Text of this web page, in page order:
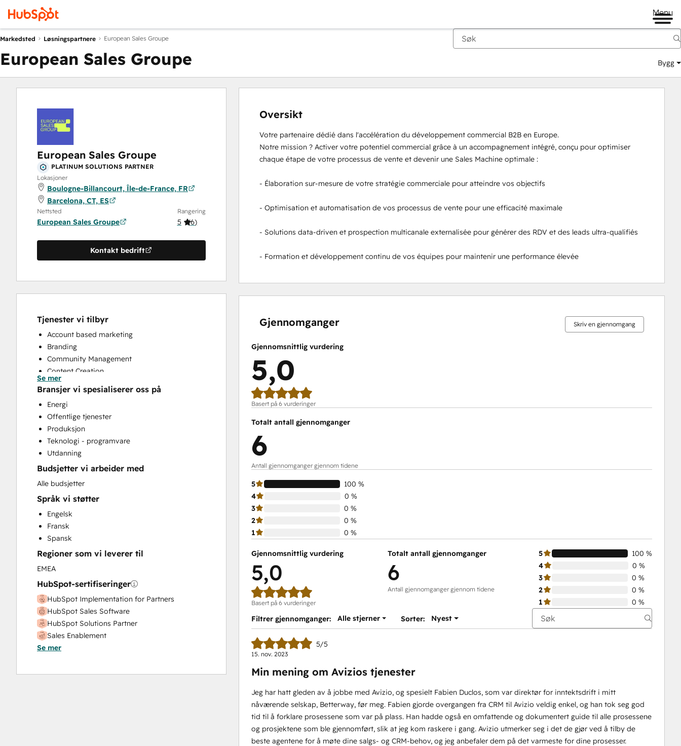
Menu
Markedsted Løsningspartnere European Sales Groupe
European Sales Groupe Bygg
European Sales Groupe
PLATINUM SOLUTIONS PARTNER
Lokasjoner
Boulogne-Billancourt, Île-de-France, FR
Barcelona, CT, ES
Nettsted
European Sales Groupe
Rangering
5 (6)
Kontakt bedrift
Tjenester vi tilbyr
Account based marketing
Branding
Community Management
Content Creation
Conversational Marketing
CRM Implementation
CRM Migration
Custom API Integrations
Customer Marketing
Customer Success Training
Customer Support Training
Customer Survey and Analysis
Email Marketing
Full Inbound Marketing Services
Help Desk Implementation
HubSpot Onboarding
Knowledge Base Development
Paid Advertising
Programmable Automation
Public Relations
Sales Coaching and Training
Sales Enablement
Search Engine Optimization
Social Media
Video Production
Website Design
Website Migration
Se mer
Bransjer vi spesialiserer oss på
Energi
Offentlige tjenester
Produksjon
Teknologi - programvare
Utdanning
Budsjetter vi arbeider med
Alle budsjetter
Språk vi støtter
Engelsk
Fransk
Spansk
Regioner som vi leverer til
EMEA
HubSpot-sertifiseringer
HubSpot Implementation for Partners
HubSpot Sales Software
HubSpot Solutions Partner
Sales Enablement
Se mer
Oversikt
Votre partenaire dédié dans l'accélération du développement commercial B2B en Europe.‍
Notre mission ? Activer votre potentiel commercial grâce à un accompagnement intégré, conçu pour optimiser
chaque étape de votre processus de vente et devenir une Sales Machine optimale :
- Élaboration sur-mesure de votre stratégie commerciale pour atteindre vos objectifs
- Optimisation et automatisation de vos processus de vente pour une efficacité maximale
- Solutions data-driven et prospection multicanale externalisée pour générer des RDV et des leads ultra-qualifiés
- Formation et développement continu de vos équipes pour maintenir une performance élevée
Gjennomganger Skriv en gjennomgang
Gjennomsnittlig vurdering
5,0
Basert på 6 vurderinger
Totalt antall gjennomganger
6
Antall gjennomganger gjennom tidene
5
100 %
4
0 %
3
0 %
2
0 %
1
0 %
Gjennomsnittlig vurdering
5,0
Basert på 6 vurderinger
Totalt antall gjennomganger
6
Antall gjennomganger gjennom tidene
5
100 %
4
0 %
3
0 %
2
0 %
1
0 %
Filtrer gjennomganger:
Alle stjerner Sorter: Nyest
5/5
15. nov. 2023
Min mening om Avizios tjenester
Jeg har hatt gleden av å jobbe med Avizio, og spesielt Fabien Duclos, som var direktør for inntektsdrift i mitt
nåværende selskap, Betterway, før meg. Fabien gjorde overgangen fra CRM til Avizio veldig enkel, og han tok seg god
tid til å forklare prosessene som var på plass. Han hadde også en omfattende og dokumentert guide til alle prosessene
og prosjektene som ble gjennomført, slik at jeg kom raskere i gang. Avizio utmerker seg i det de gjør ved å tilby de
beste agentene for å møte dine salgs- og CRM-behov, og jeg anbefaler dem på det varmeste for dine prosesser.